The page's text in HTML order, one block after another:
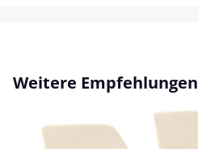
Produktgalerie überspringen
Weitere Empfehlungen